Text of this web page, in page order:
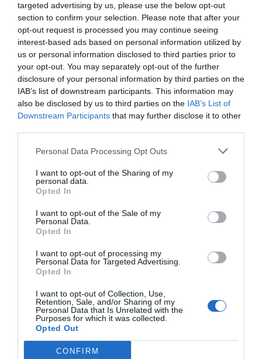
targeted advertising by us, please use the below opt-out
section to confirm your selection. Please note that after your
opt-out request is processed you may continue seeing
interest-based ads based on personal information utilized by
us or personal information disclosed to third parties prior to
your opt-out. You may separately opt-out of the further
disclosure of your personal information by third parties on the
IAB’s list of downstream participants. This information may
also be disclosed by us to third parties on the IAB’s List of
Downstream Participants that may further disclose it to other
Personal Data Processing Opt Outs
I want to opt-out of the Sharing of my
personal data.
Opted In
I want to opt-out of the Sale of my
Personal Data.
Opted In
I want to opt-out of processing my
Personal Data for Targeted Advertising.
Opted In
I want to opt-out of Collection, Use,
Retention, Sale, and/or Sharing of my
Personal Data that Is Unrelated with the
Purposes for which it was collected.
Opted Out
CONFIRM
Marcelo Gullo: “El trabajo de desmitificar la
historia, de poner la verdadera, de
desmontar la falsificación, es un trabajo
cristiano"
por Hispanidad
Artículos anteriores
DIARIO DE LA CORRUPCIÓN SANCHISTA
Diario de la corrupción sanchista. Hazte
Oír se manifiesta delante de La Mareta:
“Pedro Sánchez es un criminal”
Artículos anteriores
Opinión
Enormes minucias
por Eulogio López